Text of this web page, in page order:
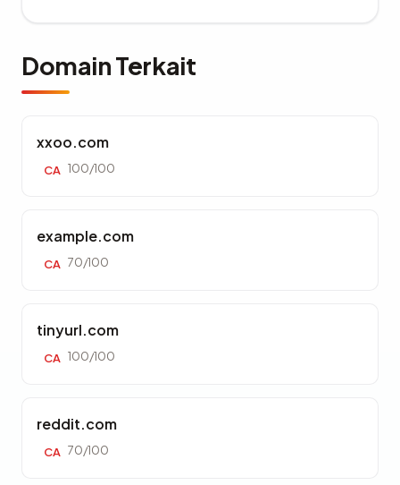
Domain Terkait
xxoo.com
CA 100/100
example.com
CA 70/100
tinyurl.com
CA 100/100
reddit.com
CA 70/100